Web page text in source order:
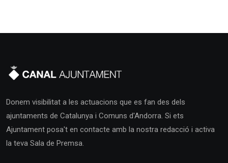
Donem visibilitat a les actuacions que es fan des dels
ajuntaments de Catalunya i Comuns d'Andorra. Si ets
Ajuntament posa't en contacte amb la nostra redacció i activa
la teva Sala de Premsa.